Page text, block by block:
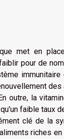
met en
pour de
outre, la
faible taux
clé de la
riches